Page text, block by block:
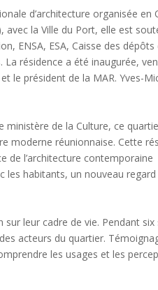
d’architecture organisée en
avec la Ville du Port, elle est
ENSA, ESA, Caisse des dépôts
résidence a été inaugurée,
le président de la MAR. Yves-
ministère de la Culture, ce
moderne réunionnaise. Cette
de l’architecture contemporaine
les habitants, un nouveau
leur cadre de vie. Pendant six
acteurs du quartier.
les usages et les